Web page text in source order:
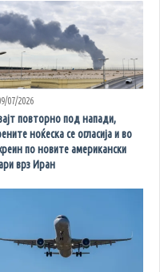
07/2026
повторно под напади,
ноќеска се огласија и во
по новите американски
врз Иран